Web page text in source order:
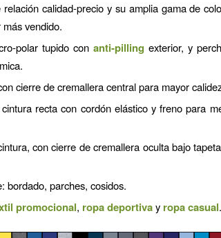
calidad-precio y su amplia gama de
vendido.
polar tupido con anti-pilling exterior, y
cierre de cremallera central para mayor
recta con cordón elástico y freno para
con cierre de cremallera oculta bajo
bordado, parches, cosidos.
promocional, ropa deportivay ropa casual.